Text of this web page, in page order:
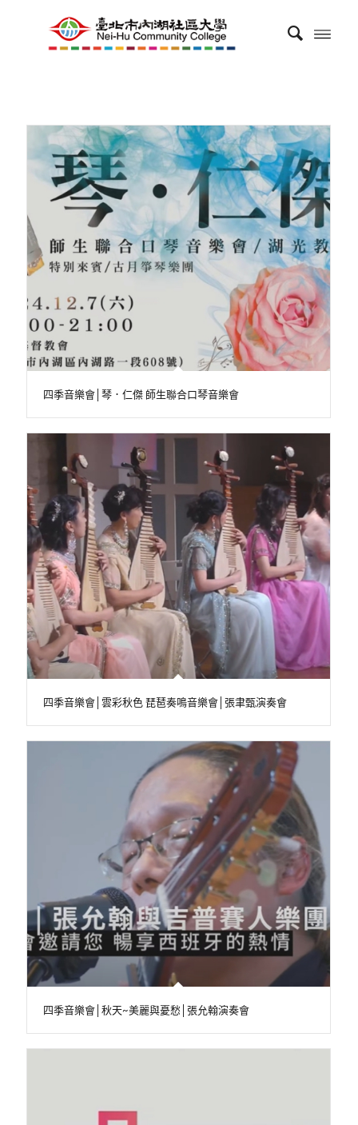
四季音樂會│琴．仁傑 師生聯合口琴音樂會
四季音樂會│雲彩秋色 琵琶奏鳴音樂會│張聿甄演奏會
四季音樂會│秋天~美麗與憂愁│張允翰演奏會